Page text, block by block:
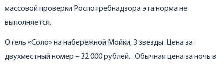
массовой проверки Роспотребнадзора эта норма не
выполняется.
Отель «Соло» на набережной Мойки, 3 звезды. Цена за
двухместный номер – 32 000 рублей. Обычная цена за ночь в